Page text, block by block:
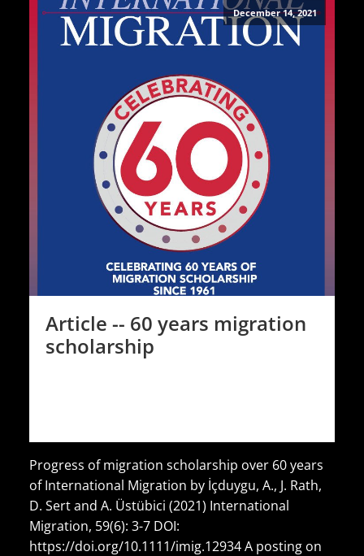
December 14, 2021
Article -- 60 years migration
scholarship
Progress of migration scholarship over 60 years
of International Migration by İçduygu, A., J. Rath,
D. Sert and A. Üstübici (2021) International
Migration, 59(6): 3-7 DOI:
https://doi.org/10.1111/imig.12934 A posting on